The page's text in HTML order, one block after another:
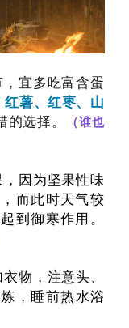
宜多吃富含蛋
红薯、红枣、山
的选择。
（谁也
因为坚果性味
而此时天气较
到御寒作用。
物，注意头、
，睡前热水浴